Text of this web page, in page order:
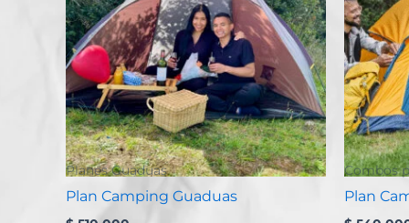
Planes Guaduas
Plan Camping Guaduas
Combos
Plan